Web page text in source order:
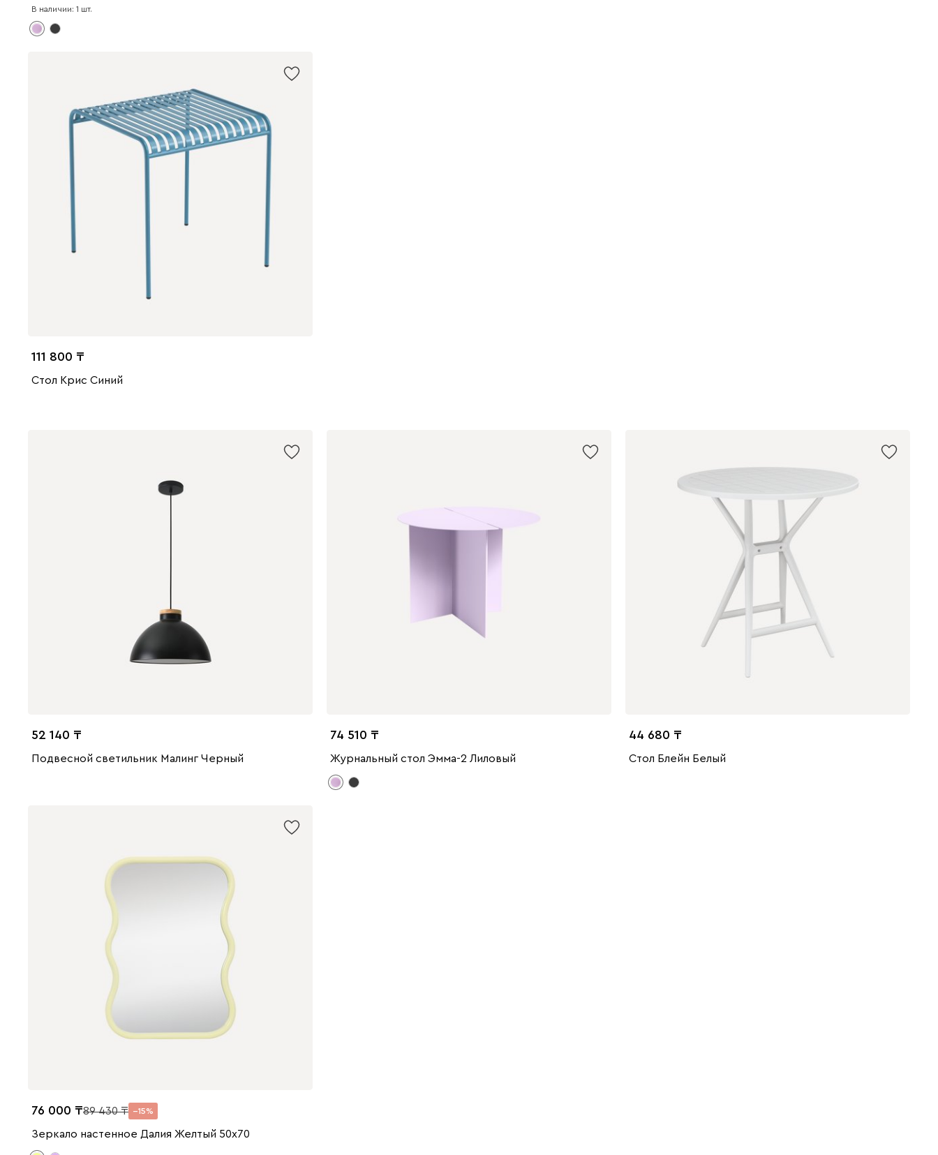
В наличии: 1 шт.
111 800
Стол Крис Синий
52 140
Подвесной светильник Малинг Черный
74 510
Журнальный стол Эмма-2 Лиловый
44 680
Стол Блейн Белый
76 000 89 430 15
Зеркало настенное Далия Желтый 50x70